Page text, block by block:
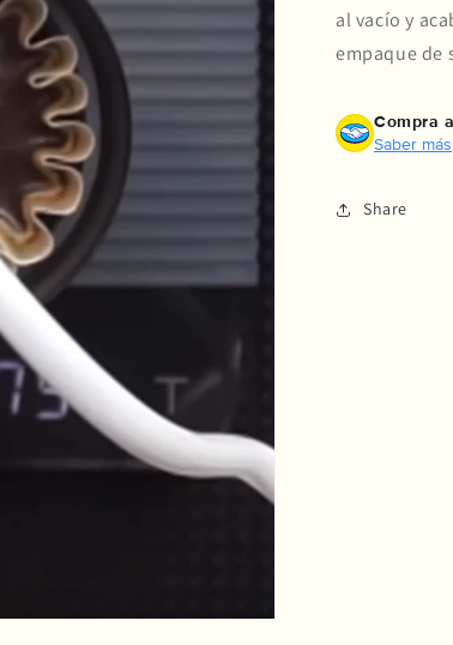
al vacío y
empaque de
Compra
Saber más
Share